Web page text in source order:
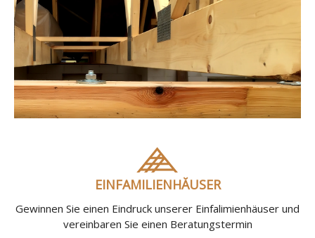
EINFAMILIENHĂUSER
Gewinnen Sie einen Eindruck unserer Einfalimienhäuser und
vereinbaren Sie einen Beratungstermin